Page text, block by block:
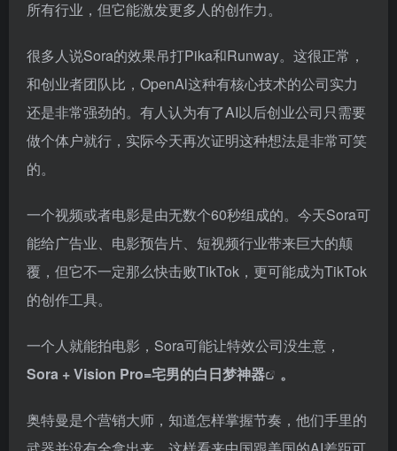
所有行业，但它能激发更多人的创作力。
很多人说Sora的效果吊打Pika和Runway。这很正常，
和创业者团队比，OpenAl这种有核心技术的公司实力
还是非常强劲的。有人认为有了AI以后创业公司只需要
做个体户就行，实际今天再次证明这种想法是非常可笑
的。
一个视频或者电影是由无数个60秒组成的。今天Sora可
能给广告业、电影预告片、短视频行业带来巨大的颠
覆，但它不一定那么快击败TikTok，更可能成为TikTok
的创作工具。
一个人就能拍电影，Sora可能让特效公司没生意，
Sora + Vision Pro=宅男的白日梦神器 。
奥特曼是个营销大师，知道怎样掌握节奏，他们手里的